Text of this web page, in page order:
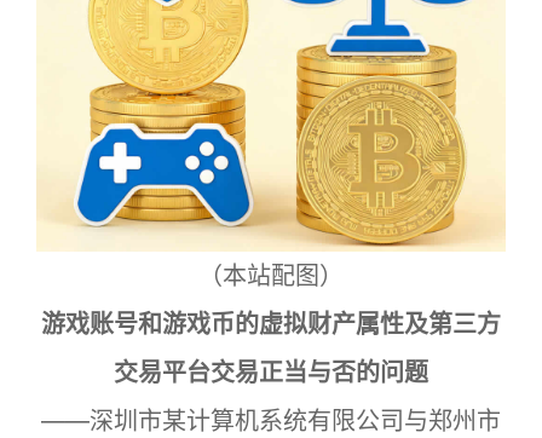
（本站配图）
游戏账号和游戏币的虚拟财产属性及第三方
交易平台交易正当与否的问题
——深圳市某计算机系统有限公司与郑州市